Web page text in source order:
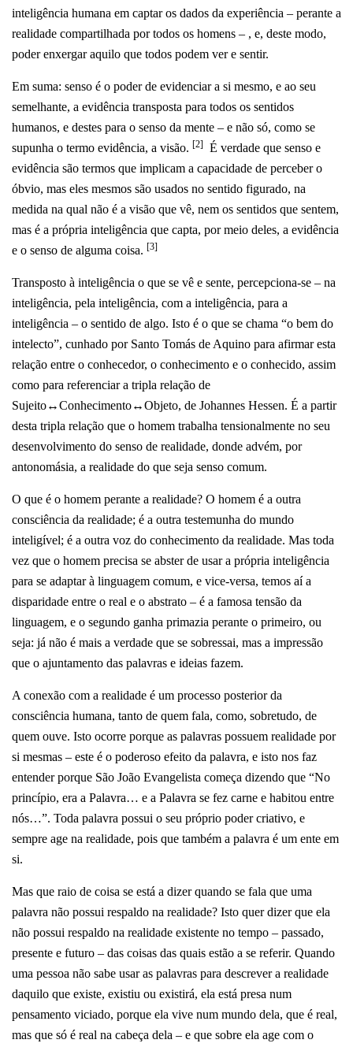
inteligência humana em captar os dados da experiência – perante a
realidade compartilhada por todos os homens – , e, deste modo,
poder enxergar aquilo que todos podem ver e sentir.
Em suma: senso é o poder de evidenciar a si mesmo, e ao seu
semelhante, a evidência transposta para todos os sentidos
humanos, e destes para o senso da mente – e não só, como se
supunha o termo evidência, a visão. [2]
É verdade que senso e
evidência são termos que implicam a capacidade de perceber o
óbvio, mas eles mesmos são usados no sentido figurado, na
medida na qual não é a visão que vê, nem os sentidos que sentem,
mas é a própria inteligência que capta, por meio deles, a evidência
e o senso de alguma coisa. [3]
Transposto à inteligência o que se vê e sente, percepciona-se – na
inteligência, pela inteligência, com a inteligência, para a
inteligência – o sentido de algo. Isto é o que se chama “o bem do
intelecto”, cunhado por Santo Tomás de Aquino para afirmar esta
relação entre o conhecedor, o conhecimento e o conhecido, assim
como para referenciar a tripla relação de
Sujeito↔Conhecimento↔Objeto, de Johannes Hessen. É a partir
desta tripla relação que o homem trabalha tensionalmente no seu
desenvolvimento do senso de realidade, donde advém, por
antonomásia, a realidade do que seja senso comum.
O que é o homem perante a realidade? O homem é a outra
consciência da realidade; é a outra testemunha do mundo
inteligível; é a outra voz do conhecimento da realidade. Mas toda
vez que o homem precisa se abster de usar a própria inteligência
para se adaptar à linguagem comum, e vice-versa, temos aí a
disparidade entre o real e o abstrato – é a famosa tensão da
linguagem, e o segundo ganha primazia perante o primeiro, ou
seja: já não é mais a verdade que se sobressai, mas a impressão
que o ajuntamento das palavras e ideias fazem.
A conexão com a realidade é um processo posterior da
consciência humana, tanto de quem fala, como, sobretudo, de
quem ouve. Isto ocorre porque as palavras possuem realidade por
si mesmas – este é o poderoso efeito da palavra, e isto nos faz
entender porque São João Evangelista começa dizendo que “No
princípio, era a Palavra… e a Palavra se fez carne e habitou entre
nós…”. Toda palavra possui o seu próprio poder criativo, e
sempre age na realidade, pois que também a palavra é um ente em
si.
Mas que raio de coisa se está a dizer quando se fala que uma
palavra não possui respaldo na realidade? Isto quer dizer que ela
não possui respaldo na realidade existente no tempo – passado,
presente e futuro – das coisas das quais estão a se referir. Quando
uma pessoa não sabe usar as palavras para descrever a realidade
daquilo que existe, existiu ou existirá, ela está presa num
pensamento viciado, porque ela vive num mundo dela, que é real,
mas que só é real na cabeça dela – e que sobre ela age com o